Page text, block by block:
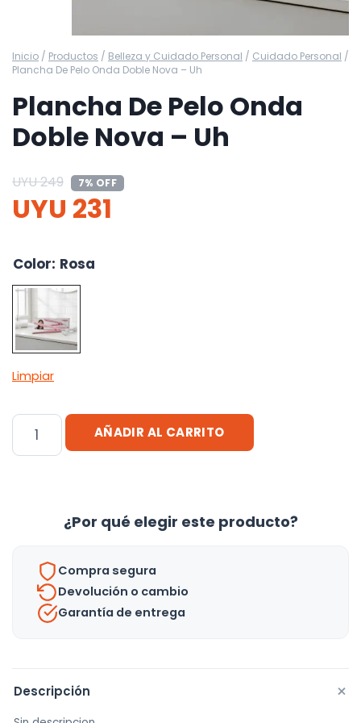
Inicio / Productos / Belleza y Cuidado Personal / Cuidado Personal /
Plancha De Pelo Onda Doble Nova – Uh
Plancha De Pelo Onda
Doble Nova – Uh
UYU249 7% OFF
UYU 231
Color: Rosa
Limpiar
Plancha
cantidad
AÑADIR AL CARRITO
¿Por qué elegir este producto?
Compra segura
Devolución o cambio
Garantía de entrega
Descripción +